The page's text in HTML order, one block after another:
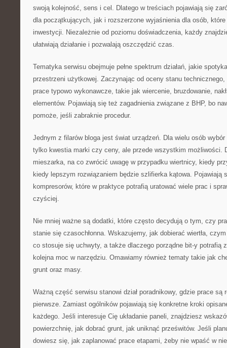
swoją kolejność, sens i cel. Dlatego w treściach pojawiają się
dla początkujących, jak i rozszerzone wyjaśnienia dla osób,
inwestycji. Niezależnie od poziomu doświadczenia, każdy
ułatwiają działanie i pozwalają oszczędzić czas.
Tematyka serwisu obejmuje pełne spektrum działań, jakie
przestrzeni użytkowej. Zaczynając od oceny stanu
prace typowo wykonawcze, takie jak wiercenie, bruzdowanie,
elementów. Pojawiają się też zagadnienia związane z BHP, bo
pomoże, jeśli zabraknie procedur.
Jednym z filarów bloga jest świat urządzeń. Dla wielu osób
tylko kwestia marki czy ceny, ale przede wszystkim możliwości.
mieszarka, na co zwrócić uwagę w przypadku wiertnicy, kiedy
kiedy lepszym rozwiązaniem będzie szlifierka kątowa. Pojawiają
kompresorów, które w praktyce potrafią uratować wiele prac i
czyściej.
Nie mniej ważne są dodatki, które często decydują o tym, czy
stanie się czasochłonna. Wskazujemy, jak dobierać wiertła,
co stosuje się uchwyty, a także dlaczego porządne bit-y potrafią
kolejna moc w narzędziu. Omawiamy również tematy takie jak
grunt oraz masy.
Ważną część serwisu stanowi dział poradnikowy, gdzie prace są
pierwsze. Zamiast ogólników pojawiają się konkretne kroki
każdego. Jeśli interesuje Cię układanie paneli, znajdziesz
powierzchnię, jak dobrać grunt, jak uniknąć prześwitów. Jeśli
dowiesz się, jak zaplanować prace etapami, żeby nie wpaść w